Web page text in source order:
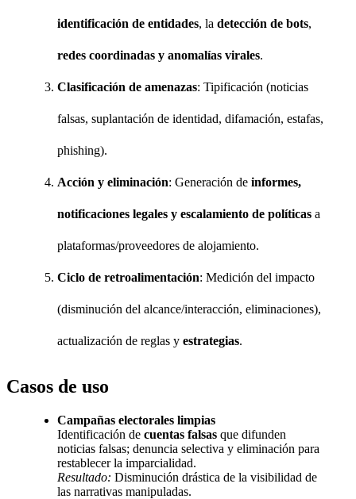
identificación de entidades, la detección de bots,
redes coordinadas y anomalías virales.
Clasificación de amenazas: Tipificación (noticias
falsas, suplantación de identidad, difamación, estafas,
phishing).
Acción y eliminación: Generación de informes,
notificaciones legales y escalamiento de políticas a
plataformas/proveedores de alojamiento.
Ciclo de retroalimentación: Medición del impacto
(disminución del alcance/interacción, eliminaciones),
actualización de reglas y estrategias.
Casos de uso
Campañas electorales limpias
Identificación de cuentas falsas que difunden
noticias falsas; denuncia selectiva y eliminación para
restablecer la imparcialidad.
Resultado: Disminución drástica de la visibilidad de
las narrativas manipuladas.